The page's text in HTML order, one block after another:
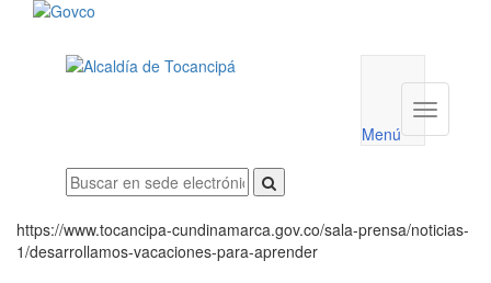
utilidades
Menú
Menú
https://www.tocancipa-cundinamarca.gov.co/sala-prensa/noticias-
1/desarrollamos-vacaciones-para-aprender